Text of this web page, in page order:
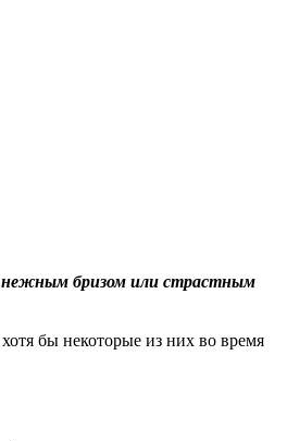
нежным бризом или страстным
бы некоторые из них во время